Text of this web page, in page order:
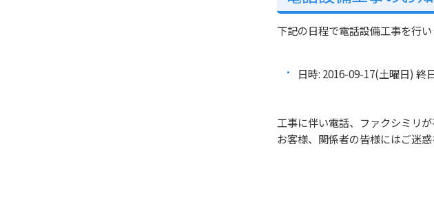
下記の日程で電話設備工事を行い
日時: 2016-09-17(土曜日) 終
工事に伴い電話、ファクシミリが
お客様、関係者の皆様にはご迷